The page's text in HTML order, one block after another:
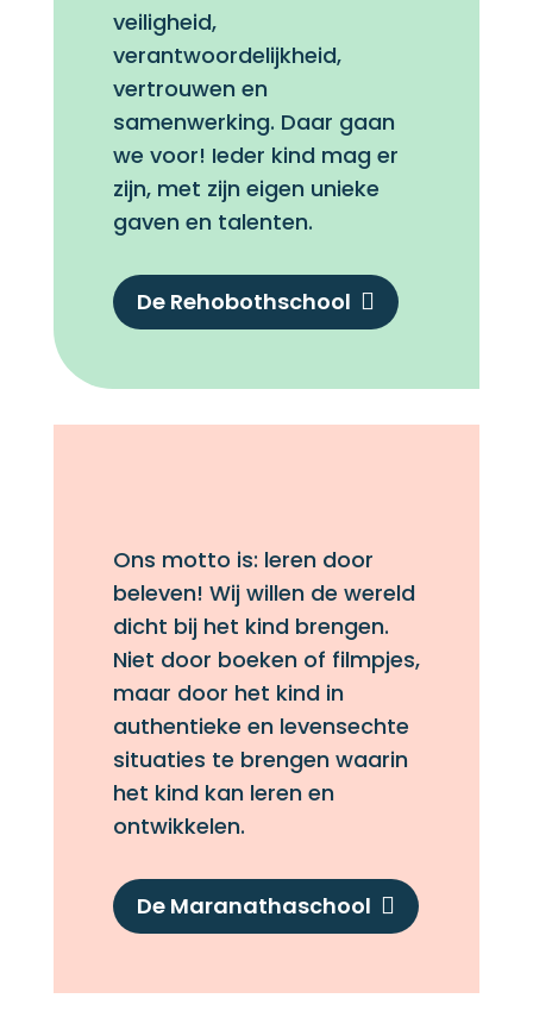
veiligheid,
verantwoordelijkheid,
vertrouwen en
samenwerking. Daar gaan
we voor! Ieder kind mag er
zijn, met zijn eigen unieke
gaven en talenten.
De Rehobothschool 
Ons motto is: leren door
beleven! Wij willen de wereld
dicht bij het kind brengen.
Niet door boeken of filmpjes,
maar door het kind in
authentieke en levensechte
situaties te brengen waarin
het kind kan leren en
ontwikkelen.
De Maranathaschool 